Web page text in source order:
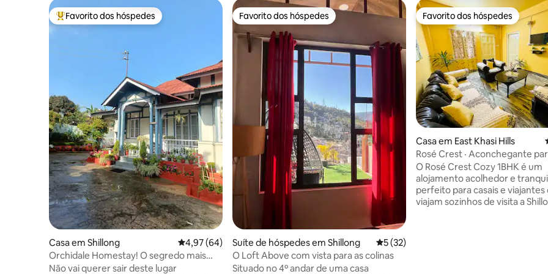
Favoritos dos hóspedes mais apreciados
Favorito dos hóspedes
Casa em Shillong Classificação média de 4,97 em 5 estrelas, 64avaliações
4,97 (64)
Orchidale Homestay! O segredo mais
bem guardado de Shillong!
Não vai querer sair deste lugar
Favorito dos hóspedes
Favorito dos hóspedes
Suíte de hóspedes em Shillong Classificação média de 5 em 5 estrelas,
5 (32)
O Loft Above com vista para as colinas
Situado no 4º andar de uma casa
Favorito dos hóspedes
Favorito dos hóspedes
Casa em East Khasi Hills
Rosé Crest · Aconchegante
quarto e cozinha · Gerador de
emergência
O Rosé Crest Cozy 1BHK é um
alojamento acolhedor e
perfeito para casais e viajantes
viajam sozinhos de visita a